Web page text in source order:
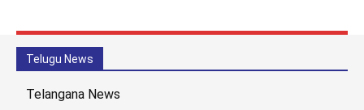
Telugu News
Telangana News